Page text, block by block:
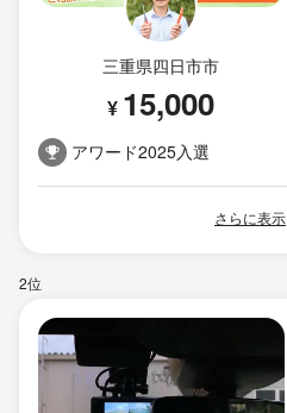
三重県四日市市
¥ 15,000
アワード2025入選
さらに表示
2位